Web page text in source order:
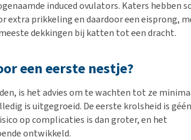
induced ovulators. Katers hebben
extra prikkeling en daardoor een eisprong,
dekkingen bij katten tot een dracht.
een eerste nestje?
is het advies om te wachten tot ze
is uitgegroeid. De eerste krolsheid is géén
op complicaties is dan groter, en het
ontwikkeld.